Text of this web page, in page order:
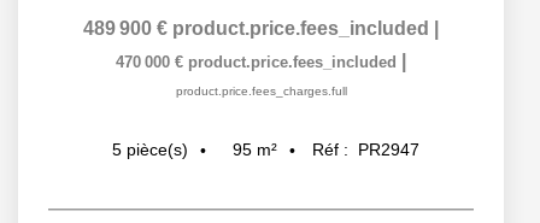
489 900 € product.price.fees_included
470 000 € product.price.fees_included
product.price.fees_charges.full
5 pièce(s) 95 m² Réf : PR2947